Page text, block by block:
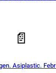
📄
Asiplastic.